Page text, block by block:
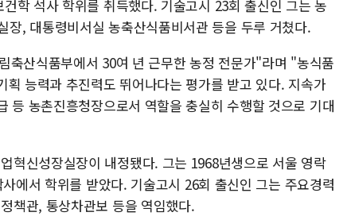
학 석사 학위를 취득했다. 기술고시 23회 출신인 그는 농
장, 대통령비서실 농축산식품비서관 등을 두루 거쳤다.
축산식품부에서 30여 년 근무한 농정 전문가"라며 "농식품
능력과 추진력도 뛰어나다는 평가를 받고 있다. 지속가
등 농촌진흥청장으로서 역할을 충실히 수행할 것으로 기대
혁신성장실장이 내정됐다. 그는 1968년생으로 서울 영락
에서 학위를 받았다. 기술고시 26회 출신인 그는 주요경력
책관, 통상차관보 등을 역임했다.